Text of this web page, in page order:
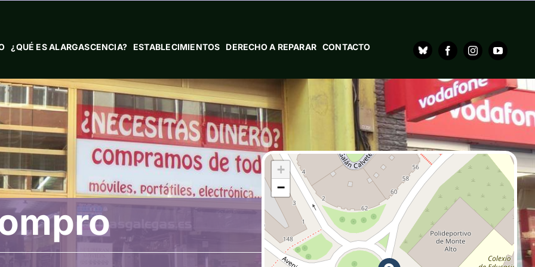
¿QUÉ ES ALARGASCENCIA? ESTABLECIMIENTOS DERECHO A REPARAR CONTACTO
+
−